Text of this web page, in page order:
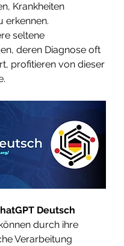
Krankheiten
erkennen.
seltene
deren Diagnose oft
profitieren von dieser
Deutsch
durch ihre
Verarbeitung